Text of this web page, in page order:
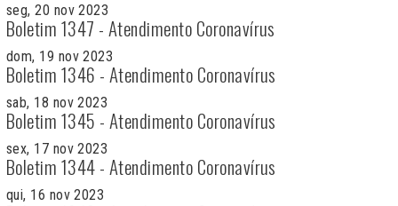
seg, 20 nov 2023
Boletim 1347 - Atendimento Coronavírus
dom, 19 nov 2023
Boletim 1346 - Atendimento Coronavírus
sab, 18 nov 2023
Boletim 1345 - Atendimento Coronavírus
sex, 17 nov 2023
Boletim 1344 - Atendimento Coronavírus
qui, 16 nov 2023